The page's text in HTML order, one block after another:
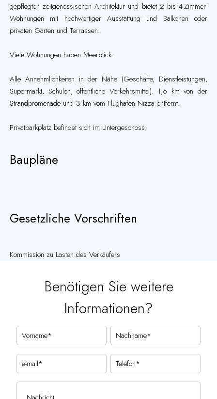
gepflegten zeitgenössischen Architektur und bietet 2 bis 4-Zimmer-
Wohnungen mit hochwertiger Ausstattung und Balkonen oder
privaten Gärten und Terrassen.
Viele Wohnungen haben Meerblick.
Alle Annehmlichkeiten in der Nähe (Geschäfte, Dienstleistungen,
Supermarkt, Schulen, öffentliche Verkehrsmittel). 1,6 km von der
Strandpromenade und 3 km vom Flughafen Nizza entfernt.
Privatparkplatz befindet sich im Untergeschoss.
Baupläne
Gesetzliche Vorschriften
Kommission zu Lasten des Verkäufers
Benötigen Sie weitere
Informationen?